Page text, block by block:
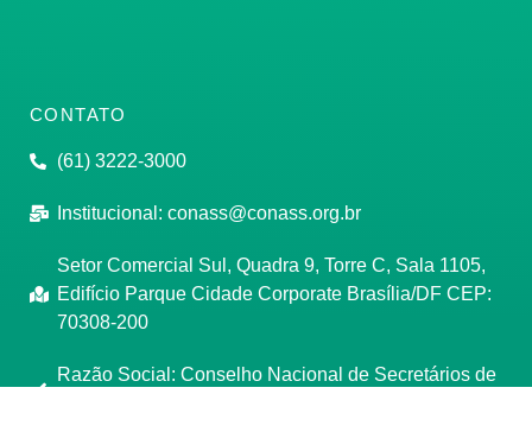
CONTATO
(61) 3222-3000
Institucional: conass@conass.org.br
Setor Comercial Sul, Quadra 9, Torre C, Sala 1105,
Edifício Parque Cidade Corporate Brasília/DF CEP:
70308-200
Razão Social: Conselho Nacional de Secretários de